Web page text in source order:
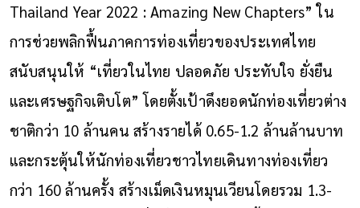
Thailand Year 2022 : Amazing New Chapters” ใน
การช่วยพลิกฟื้นภาคการท่องเที่ยวของประเทศไทย
สนับสนุนให้ “เที่ยวในไทย ปลอดภัย ประทับใจ ยั่งยืน
และเศรษฐกิจเติบโต” โดยตั้งเป้าดึงยอดนักท่องเที่ยวต่าง
ชาติกว่า 10 ล้านคน สร้างรายได้ 0.65-1.2 ล้านล้านบาท
และกระตุ้นให้นักท่องเที่ยวชาวไทยเดินทางท่องเที่ยว
กว่า 160 ล้านครั้ง สร้างเม็ดเงินหมุนเวียนโดยรวม 1.3-